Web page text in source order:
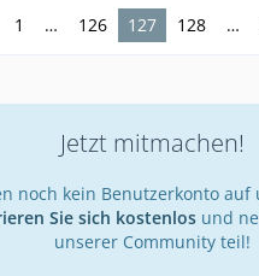
1 … 126 127 128 …
Jetzt mitmachen!
noch kein Benutzerkonto auf
Sie sich kostenlosund
unserer Community teil!